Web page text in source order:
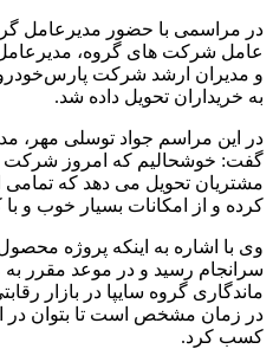
در مراسمی با حضور مدیرعامل
عامل شرکت های گروه،
و مدیران ارشد شرکت
به خریداران تحویل داده شد.
در این مراسم جواد توسلی مهر،
گفت: خوشحالیم که امروز شرکت
کرده و از امکانات بسیار خوب و
وی با اشاره به اینکه پروژه
سرانجام رسید و در موعد مقرر
ماندگاری گروه سایپا در بازار
در زمان مشخص است تا بتوان در
کسب کرد.